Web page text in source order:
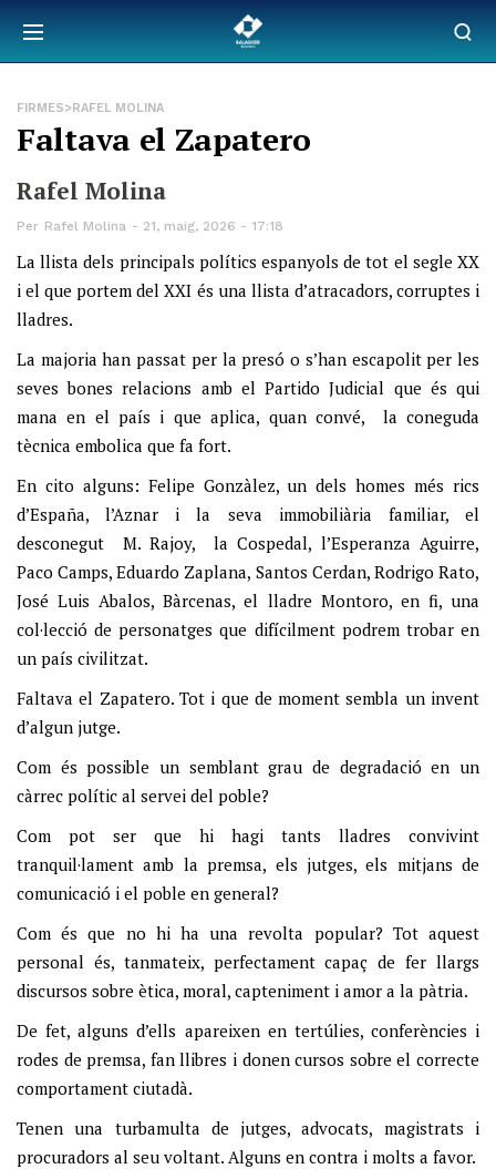
FIRMES>RAFEL MOLINA
Faltava el Zapatero
Rafel Molina
Per Rafel Molina 21, maig, 2026 - 17:18
La llista dels principals polítics espanyols de tot el segle XX
i el que portem del XXI és una llista d’atracadors, corruptes i
lladres.
La majoria han passat per la presó o s’han escapolit per les
seves bones relacions amb el Partido Judicial que és qui
mana en el país i que aplica, quan convé, la coneguda
tècnica embolica que fa fort.
En cito alguns: Felipe Gonzàlez, un dels homes més rics
d’España, l’Aznar i la seva immobiliària familiar, el
desconegut M. Rajoy, la Cospedal, l’Esperanza Aguirre,
Paco Camps, Eduardo Zaplana, Santos Cerdan, Rodrigo Rato,
José Luis Abalos, Bàrcenas, el lladre Montoro, en fi, una
col·lecció de personatges que difícilment podrem trobar en
un país civilitzat.
Faltava el Zapatero. Tot i que de moment sembla un invent
d’algun jutge.
Com és possible un semblant grau de degradació en un
càrrec polític al servei del poble?
Com pot ser que hi hagi tants lladres convivint
tranquil·lament amb la premsa, els jutges, els mitjans de
comunicació i el poble en general?
Com és que no hi ha una revolta popular? Tot aquest
personal és, tanmateix, perfectament capaç de fer llargs
discursos sobre ètica, moral, capteniment i amor a la pàtria.
De fet, alguns d’ells apareixen en tertúlies, conferències i
rodes de premsa, fan llibres i donen cursos sobre el correcte
comportament ciutadà.
Tenen una turbamulta de jutges, advocats, magistrats i
procuradors al seu voltant. Alguns en contra i molts a favor.